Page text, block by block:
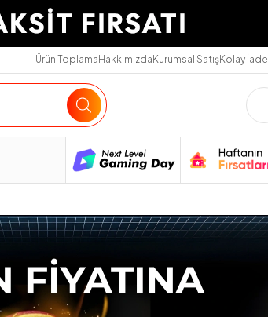
Ürün ToplamaHakkımızdaKurumsal SatışKolay İade